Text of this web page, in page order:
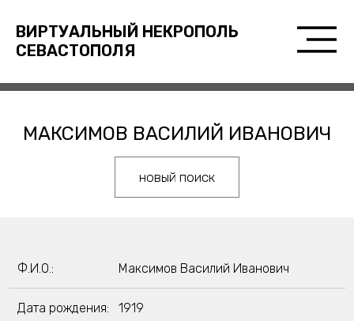
ВИРТУАЛЬНЫЙ НЕКРОПОЛЬ
СЕВАСТОПОЛЯ
МАКСИМОВ ВАСИЛИЙ ИВАНОВИЧ
новый поиск
Ф.И.О.: Максимов Василий Иванович
Дата рождения: 1919